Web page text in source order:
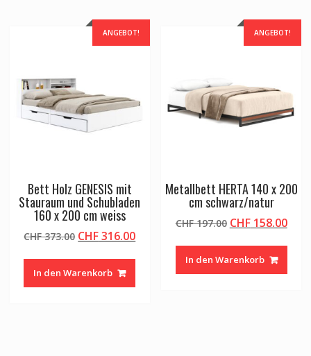
ANGEBOT!
Bett Holz GENESIS mit
Stauraum und Schubladen
160 x 200 cm weiss
CHF373.00 Ursprünglicher
war:
CHF 373.00
CHF316.00Aktueller
In den Warenkorb
ANGEBOT!
Metallbett HERTA 140 x 200
cm schwarz/natur
CHF197.00 Ursprünglicher
war:
CHF 197.00
CHF158.00
In den Warenkorb